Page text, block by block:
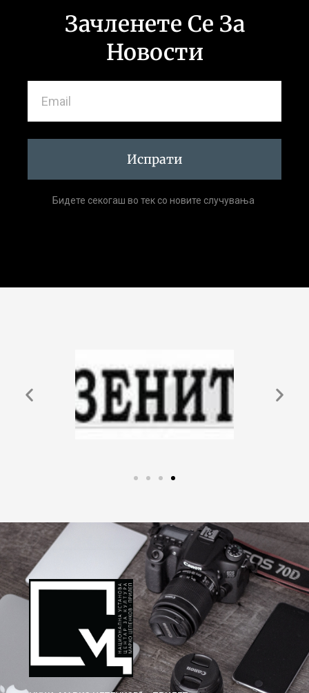
Зачленете Се За
Новости
Испрати
Бидете секогаш во тек со новите случувања